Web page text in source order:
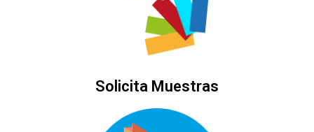
Solicita Muestras